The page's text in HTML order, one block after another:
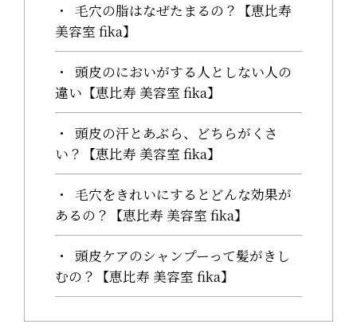
毛穴の脂はなぜたまるの？【恵比寿
美容室 fika】
頭皮のにおいがする人としない人の
違い【恵比寿 美容室 fika】
頭皮の汗とあぶら、どちらがくさ
い？【恵比寿 美容室 fika】
毛穴をきれいにするとどんな効果が
あるの？【恵比寿 美容室 fika】
頭皮ケアのシャンプーって髪がきし
むの？【恵比寿 美容室 fika】